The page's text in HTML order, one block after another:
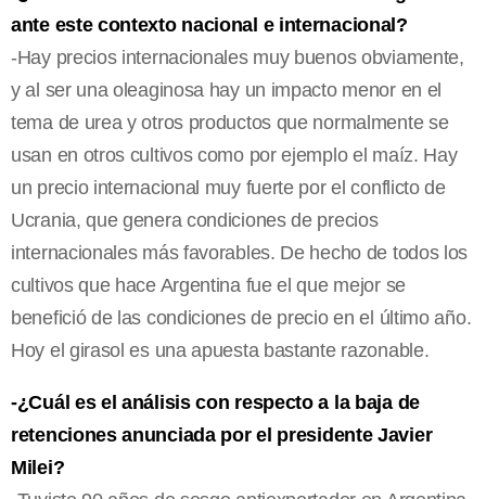
ante este contexto nacional e internacional?
-Hay precios internacionales muy buenos obviamente,
y al ser una oleaginosa hay un impacto menor en el
tema de urea y otros productos que normalmente se
usan en otros cultivos como por ejemplo el maíz. Hay
un precio internacional muy fuerte por el conflicto de
Ucrania, que genera condiciones de precios
internacionales más favorables. De hecho de todos los
cultivos que hace Argentina fue el que mejor se
benefició de las condiciones de precio en el último año.
Hoy el girasol es una apuesta bastante razonable.
-¿Cuál es el análisis con respecto a la baja de
retenciones anunciada por el presidente Javier
Milei?